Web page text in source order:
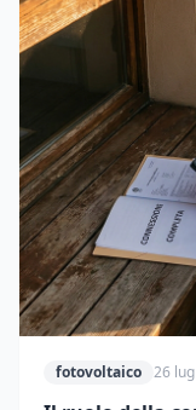
fotovoltaico 26